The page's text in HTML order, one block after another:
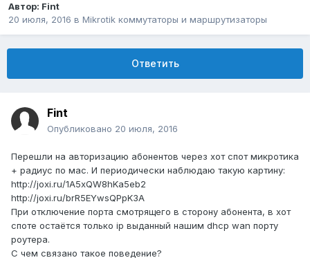
Автор: Fint
20 июля, 2016 в Mikrotik коммутаторы и маршрутизаторы
Ответить
Fint
Опубликовано 20 июля, 2016
Перешли на авторизацию абонентов через хот спот микротика
+ радиус по мас. И периодически наблюдаю такую картину:
​http://joxi.ru/1A5xQW8hKa5eb2​
​http://joxi.ru/brR5EYwsQPpK3A​
При отключение порта смотрящего в сторону абонента, в хот
споте остаётся только ip выданный нашим dhcp wan порту
роутера.
С чем связано такое поведение?